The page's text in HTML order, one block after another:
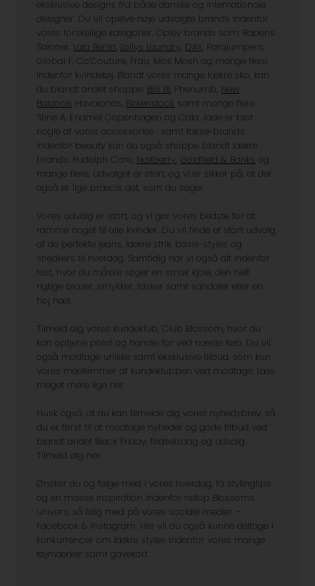
På Blossom.dk, finder du et spændende udvalg af
eksklusive designs fra både danske og internationale
designer. Du vil opleve nøje udvalgte brands indenfor
vores forskellige kategorier. Oplev brands som: Rabens
Saloner, Lala Berlin,Lollys Laundry,DAY, Parajumpers,
Global F, Co’Couture, Frau, Mos Mosh og mange flere
indenfor kvindetøj. Blandt vores mange lækre sko, kan
du blandt andet shoppe:Billi Bi, Phenumb,New
Balance , Havaianas,Birkenstocksamt mange flere.
Stine A, Enamel Copenhagen og Cala Jade er blot
nogle af vores accessories- samt takse-brands.
Indenfor beauty kan du også shoppe blandt lækre
brands: Rudolph Care,Nailberry, Goldfield & Banks og
mange flere. Udvalget er stort, og vi er sikker på, at der
Vores udvalg er stort, og vi gør vores bedste for at
ramme noget til alle kvinder. Du vil finde et stort udvalg
af de perfekte jeans, lækre strik, basis-styles og
sneakers til hverdag. Samtidig har vi også alt indenfor
fest, hvor du måske søger en smuk kjole, den helt
rigtige blazer, smykker, tasker samt sandaler eller en
Tilmeld dig vores kundeklub, Club Blossom, hvor du
kan optjene point og handle for ved næste køb. Du vil
også modtage unikke samt eksklusive tilbud, som kun
vores medlemmer af kundeklubben ved modtage. Læs
Husk også, at du kan tilmelde dig vores nyhedsbrev, så
du er først til at modtage nyheder og gode tilbud ved
blandt andet Black Friday, fødselsdag og udsalg.
Ønsker du og følge med i vores hverdag, få stylingtips
og en masse inspiration indenfor netop Blossoms
univers, så følg med på vores sociale medier –
Facebook & Instagram. Her vil du også kunne deltage i
konkurrencer om lækre styles indenfor vores mange